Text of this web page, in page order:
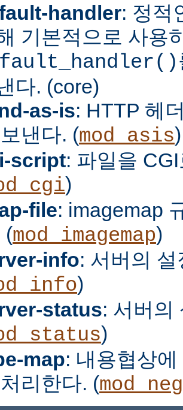
handler: 정적
기본적으로 사용
다. (core)
as-is: HTTP 헤
낸다. (mod_asis)
script: 파일을
)
file: imagemap
(mod_imagemap)
info: 서버의
)
status: 서버의
)
map: 내용협상
리한다. (